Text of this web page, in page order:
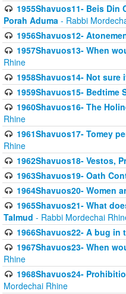
1955Shavuos11- Beis
Porah Aduma - Rabbi
1956Shavuos12-
1957Shavuos13- When
Rhine
1958Shavuos14- Not
1959Shavuos15- Bedtime
1960Shavuos16- The
Rhine
1961Shavuos17- Tomey
Rhine
1962Shavuos18- Vestos,
1963Shavuos19- Oath
1964Shavuos20- Women
1965Shavuos21- What
Talmud - Rabbi Mordechai
1966Shavuos22- A bug
1967Shavuos23- When
Rhine
1968Shavuos24-
Mordechai Rhine